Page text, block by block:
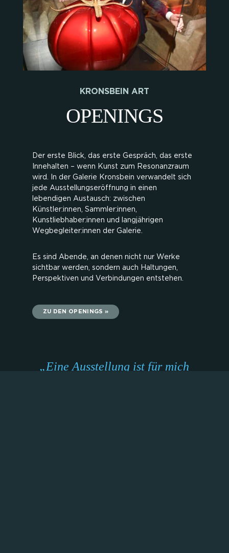
KRONSBEIN ART
OPENINGS
Der erste Blick, das erste Gespräch, das erste
Innehalten – wenn Kunst zum Resonanzraum
wird. In der Galerie Kronsbein verwandelt sich
jede Ausstellungseröffnung in einen
lebendigen Austausch: zwischen
Künstler:innen, Sammler:innen,
Kunstliebhaber:innen und langjährigen
Wegbegleiter:innen der Galerie.
Es sind Abende, an denen nicht nur Werke
sichtbar werden, sondern auch Haltungen,
Perspektiven und Verbindungen entstehen.
ZU DEN OPENINGS
„Eine Ausstellung ist für mich